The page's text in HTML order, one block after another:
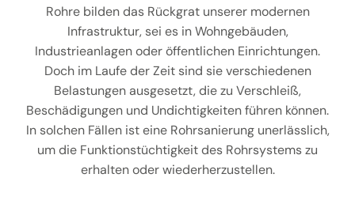
Rohre bilden das Rückgrat unserer modernen
Infrastruktur, sei es in Wohngebäuden,
Industrieanlagen oder öffentlichen Einrichtungen.
Doch im Laufe der Zeit sind sie verschiedenen
Belastungen ausgesetzt, die zu Verschleiß,
Beschädigungen und Undichtigkeiten führen können.
In solchen Fällen ist eine Rohrsanierung unerlässlich,
um die Funktionstüchtigkeit des Rohrsystems zu
erhalten oder wiederherzustellen.